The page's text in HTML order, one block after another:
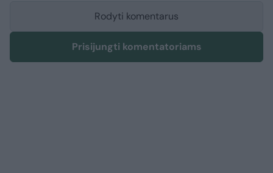
Rodyti komentarus
Prisijungti komentatoriams